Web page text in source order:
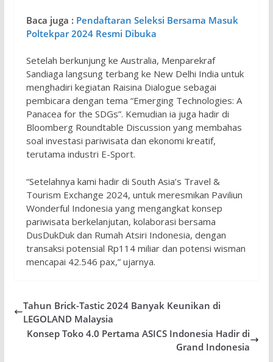
Baca juga : Pendaftaran Seleksi Bersama Masuk
Poltekpar 2024 Resmi Dibuka
Setelah berkunjung ke Australia, Menparekraf
Sandiaga langsung terbang ke New Delhi India untuk
menghadiri kegiatan Raisina Dialogue sebagai
pembicara dengan tema “Emerging Technologies: A
Panacea for the SDGs”. Kemudian ia juga hadir di
Bloomberg Roundtable Discussion yang membahas
soal investasi pariwisata dan ekonomi kreatif,
terutama industri E-Sport.
“Setelahnya kami hadir di South Asia’s Travel &
Tourism Exchange 2024, untuk meresmikan Paviliun
Wonderful Indonesia yang mengangkat konsep
pariwisata berkelanjutan, kolaborasi bersama
DusDukDuk dan Rumah Atsiri Indonesia, dengan
transaksi potensial Rp114 miliar dan potensi wisman
mencapai 42.546 pax,” ujarnya.
Tahun Brick-Tastic 2024 Banyak Keunikan di
LEGOLAND Malaysia
Konsep Toko 4.0 Pertama ASICS Indonesia Hadir di
Grand Indonesia